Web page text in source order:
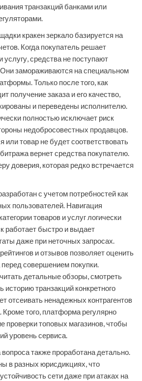
транзакций банками или
кракен зеркало базируется на
Когда покупатель решает
услугу, средства не поступают
замораживаются на специальном
Только после того, как
получение заказа и его качество,
и переведены исполнителю.
полностью исключает риск
недобросовестных продавцов.
или товар не будет соответствовать
вернет средства покупателю.
доверия, которая редко встречается
с учетом потребностей как
пользователей. Навигация
товаров и услуг логически
работает быстро и выдает
даже при неточных запросах.
и отзывов позволяет оценить
совершением покупки.
детальные обзоры, смотреть
историю транзакций конкретного
отсеивать ненадежных контрагентов
того, платформа регулярно
проверки топовых магазинов, чтобы
уровень сервиса.
также проработана детально.
в разных юрисдикциях, что
сети даже при атаках на